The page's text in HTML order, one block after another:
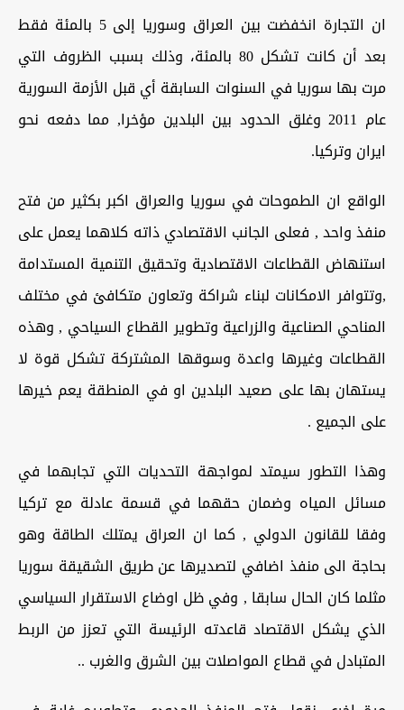
ان التجارة انخفضت بين العراق وسوريا إلى 5 بالمئة فقط
بعد أن كانت تشكل 80 بالمئة، وذلك بسبب الظروف التي
مرت بها سوريا في السنوات السابقة أي قبل الأزمة السورية
عام 2011 وغلق الحدود بين البلدين مؤخرا, مما دفعه نحو
ايران وتركيا.
الواقع ان الطموحات في سوريا والعراق اكبر بكثير من فتح
منفذ واحد , فعلى الجانب الاقتصادي ذاته كلاهما يعمل على
استنهاض القطاعات الاقتصادية وتحقيق التنمية المستدامة
,وتتوافر الامكانات لبناء شراكة وتعاون متكافئ في مختلف
المناحي الصناعية والزراعية وتطوير القطاع السياحي , وهذه
القطاعات وغيرها واعدة وسوقها المشتركة تشكل قوة لا
يستهان بها على صعيد البلدين او في المنطقة يعم خيرها
على الجميع .
وهذا التطور سيمتد لمواجهة التحديات التي تجابهما في
مسائل المياه وضمان حقهما في قسمة عادلة مع تركيا
وفقا للقانون الدولي , كما ان العراق يمتلك الطاقة وهو
بحاجة الى منفذ اضافي لتصديرها عن طريق الشقيقة سوريا
مثلما كان الحال سابقا , وفي ظل اوضاع الاستقرار السياسي
الذي يشكل الاقتصاد قاعدته الرئيسة التي تعزز من الربط
المتبادل في قطاع المواصلات بين الشرق والغرب ..